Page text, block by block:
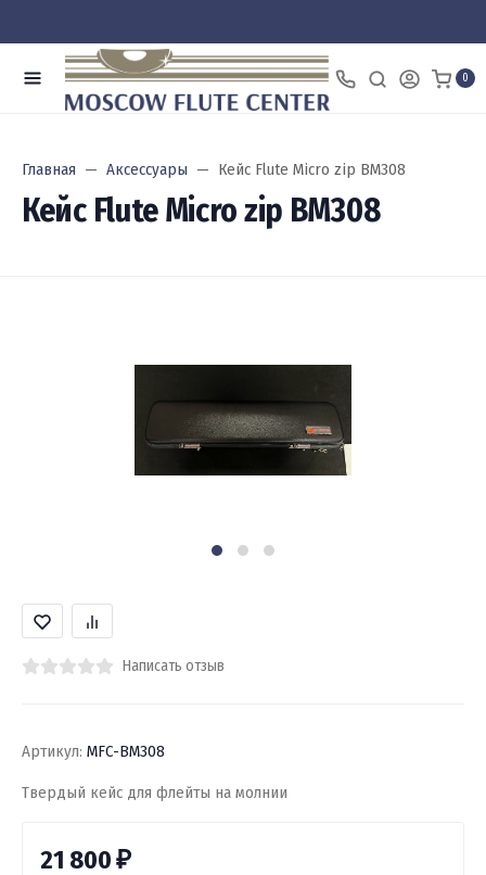
0
Главная Аксессуары Кейс Flute Micro zip BM308
Кейс Flute Micro zip BM308
Написать отзыв
Артикул: MFC-BM308
Твердый кейс для флейты на молнии
21 800₽